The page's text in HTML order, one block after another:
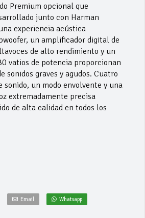
Premium opcional que
junto con Harman
experiencia acústica
un amplificador digital de
de alto rendimiento y un
vatios de potencia proporcionan
sonidos graves y agudos. Cuatro
sonido, un modo envolvente y una
extremadamente precisa
de alta calidad en todos los
Email Whatsapp